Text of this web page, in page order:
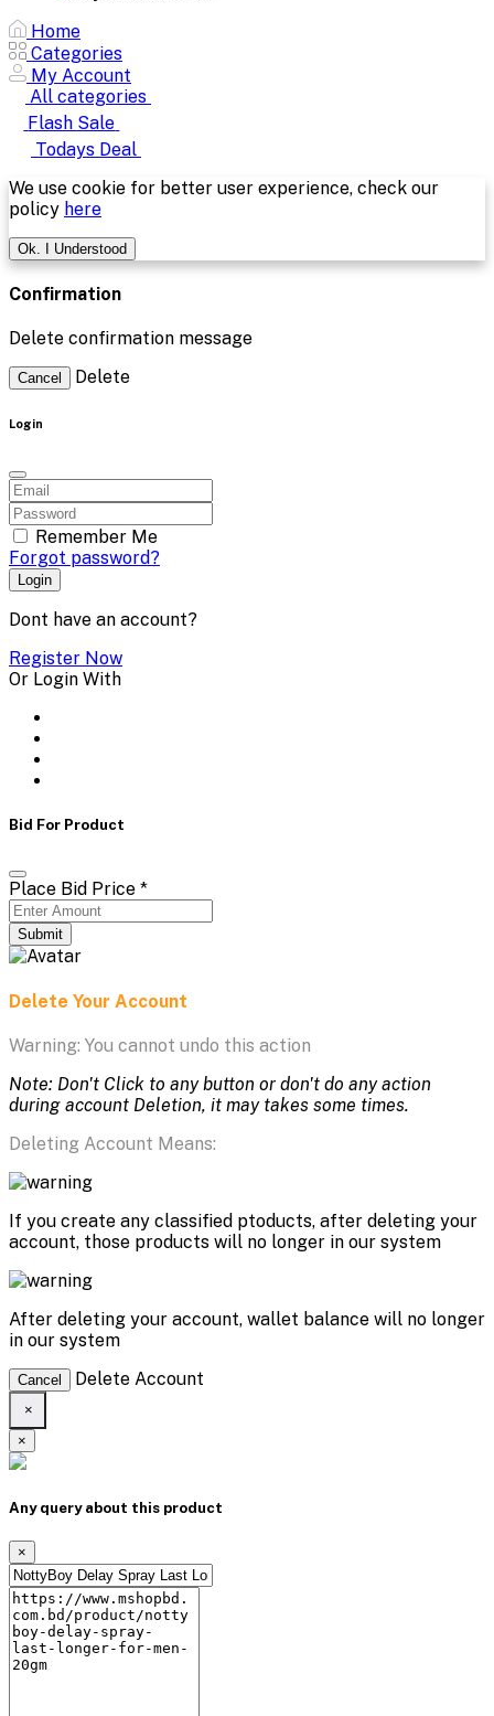
Home
Categories
My Account
All categories
Flash Sale
Todays Deal
We use cookie for better user experience, check our
policy here
Ok. I Understood
Confirmation
Delete confirmation message
Cancel Delete
Login
Remember Me
Forgot password?
Login
Dont have an account?
Register Now
Or Login With
Bid For Product
Place Bid Price *
Submit
Delete Your Account
Warning: You cannot undo this action
Note: Don't Click to any button or don't do any action
during account Deletion, it may takes some times.
Deleting Account Means:
If you create any classified ptoducts, after deleting your
account, those products will no longer in our system
After deleting your account, wallet balance will no longer
in our system
Cancel Delete Account
×
×
Any query about this product
×